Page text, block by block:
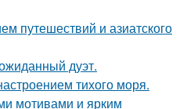
путешествий и азиатского
дуэт.
тихого моря.
мотивами и ярким